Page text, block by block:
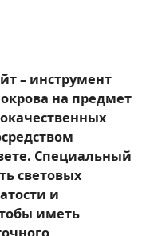
– инструмент
на предмет
Специальный
световых
и
иметь